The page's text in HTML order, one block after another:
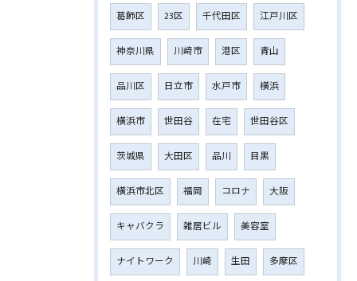
葛飾区 23区 千代田区 江戸川区
神奈川県 川﨑市 港区 青山
品川区 日立市 水戸市 横浜
横浜市 世田谷 在宅 世田谷区
茨城県 大田区 品川 目黒
横浜市北区 福岡 コロナ 大阪
キャバクラ 雑居ビル 美容室
ナイトワーク 川崎 生田 多摩区